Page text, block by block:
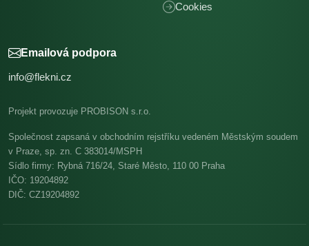
Cookies
Emailová podpora
info@flekni.cz
Projekt provozuje PROBISON s.r.o.
Společnost zapsaná v obchodním rejstříku vedeném Městským soudem
v Praze, sp. zn. C 383014/MSPH
Sídlo firmy: Rybná 716/24, Staré Město, 110 00 Praha
IČO: 19204892
DIČ: CZ19204892